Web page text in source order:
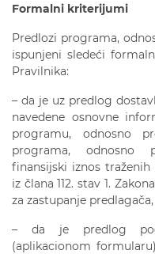
Formalni kriterijumi
Predlozi programa,
ispunjeni sledeći
Pravilnika:
– da je uz predlog
navedene osnovne
programu, odnosno
programa, odnosno
finansijski iznos
iz člana 112. stav 1.
za zastupanje
– da je predlog
(aplikacionom